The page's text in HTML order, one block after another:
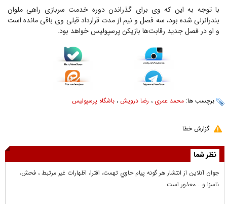
با توجه به این که وی برای گذراندن دوره خدمت سربازی راهی ملوان
بندرانزلی شده بود، سه فصل و نیم از مدت قرارداد قبلی وی باقی مانده است
و او در فصل جدید رقابت‌ها بازیکن پرسپولیس خواهد بود.
برچسب ها: محمد عمری ، رضا درویش ، باشگاه پرسپولیس
گزارش خطا
نظر شما
جوان آنلاين از انتشار هر گونه پيام حاوي تهمت، افترا، اظهارات غير مرتبط ، فحش،
ناسزا و... معذور است